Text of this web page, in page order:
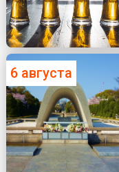
6 августа